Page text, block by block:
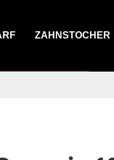
ZAHNSTOCHER